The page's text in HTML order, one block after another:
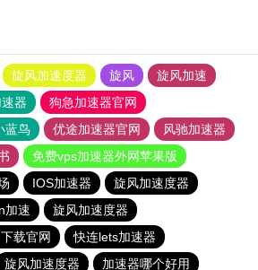
旋风加速度器 旋风
旋风加速
器
狗急加速器官网
蓝鸟 优途加速器官网
风驰加速器
免费vps加速器外网苹果版
IOS加速器
旋风加速度器
加速
旋风加速度器
载官网
快连lets加速器
旋风加速度器
加速器哪个好用